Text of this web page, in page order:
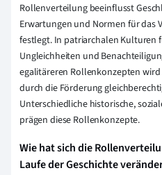
Rollenverteilung beeinflusst
Erwartungen und Normen für das
festlegt. In patriarchalen
Ungleichheiten und
egalitäreren Rollenkonzepten
durch die Förderung
Unterschiedliche historische,
prägen diese Rollenkonzepte.
Wie hat sich die
Laufe der Geschichte